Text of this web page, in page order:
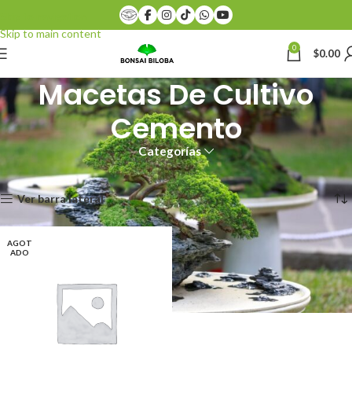
Skip to main content
0 $0.00
Macetas De Cultivo
Cemento
Categorías
Inicio Macetas De Cultivo Cemento Mostrando el único resultado
Ver barra lateral
AGOT
ADO